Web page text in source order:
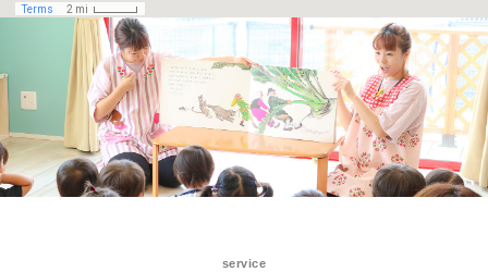
service